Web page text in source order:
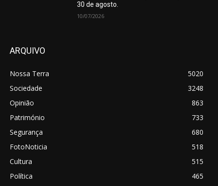
30 de agosto.
10/07/2026
ARQUIVO
Nossa Terra
5020
Sociedade
3248
Opinião
863
Património
733
Segurança
680
FotoNoticia
518
Cultura
515
Política
465